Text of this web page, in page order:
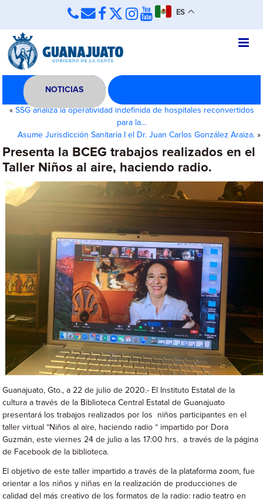
ES
NOTICIAS
« SSG analiza la operatividad indefinida de hospitales reconvertidos
para la…
Asume Jurisdicción Sanitaria I el Dr. Juan Carlos González Araiza.»
Presenta la BCEG trabajos realizados en el
Taller Niños al aire, haciendo radio.
Guanajuato, Gto., a 22 de julio de 2020.- El Instituto Estatal de la
cultura a través de la Biblioteca Central Estatal de Guanajuato
presentará los trabajos realizados por los niños participantes en el
taller virtual “Niños al aire, haciendo radio “ impartido por Dora
Guzmán, este viernes 24 de julio a las 17:00 hrs. a través de la página
de Facebook de la biblioteca.
El objetivo de este taller impartido a través de la plataforma zoom, fue
orientar a los niños y niñas en la realización de producciones de
calidad del más creativo de los formatos de la radio: radio teatro en